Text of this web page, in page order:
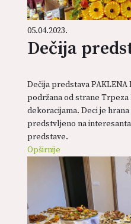
05.04.2023.
Dečija
Dečija predstava PAKLENA
podržana od strane
dekoracijama. Deci je
predstvljeno na
predstave.
Opširnije